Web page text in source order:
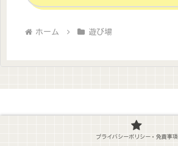
ホーム 遊び場
プライバシーポリシー・免責事項